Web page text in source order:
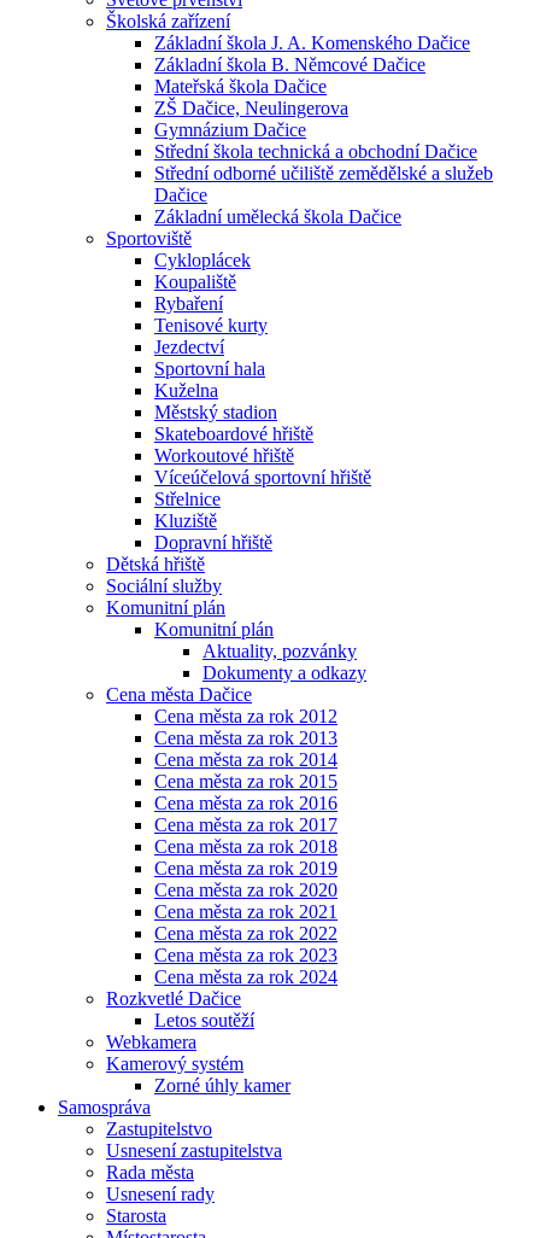
Školská zařízení
Základní škola J. A. Komenského Dačice
Základní škola B. Němcové Dačice
Mateřská škola Dačice
ZŠ Dačice, Neulingerova
Gymnázium Dačice
Střední škola technická a obchodní Dačice
Střední odborné učiliště zemědělské a služeb
Dačice
Základní umělecká škola Dačice
Sportoviště
Cykloplácek
Koupaliště
Rybaření
Tenisové kurty
Jezdectví
Sportovní hala
Kuželna
Městský stadion
Skateboardové hřiště
Workoutové hřiště
Víceúčelová sportovní hřiště
Střelnice
Kluziště
Dopravní hřiště
Dětská hřiště
Sociální služby
Komunitní plán
Komunitní plán
Aktuality, pozvánky
Dokumenty a odkazy
Cena města Dačice
Cena města za rok 2012
Cena města za rok 2013
Cena města za rok 2014
Cena města za rok 2015
Cena města za rok 2016
Cena města za rok 2017
Cena města za rok 2018
Cena města za rok 2019
Cena města za rok 2020
Cena města za rok 2021
Cena města za rok 2022
Cena města za rok 2023
Cena města za rok 2024
Rozkvetlé Dačice
Letos soutěží
Webkamera
Kamerový systém
Zorné úhly kamer
Samospráva
Zastupitelstvo
Usnesení zastupitelstva
Rada města
Usnesení rady
Starosta